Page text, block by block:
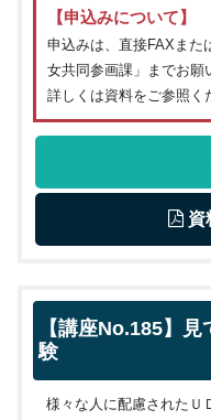
【申込みについて】
申込みは、直接FAXまた
女共同参画課」までお願
詳しくは資料をご参照く
資
【講座No.185】
験
様々な人に配慮されたＵ